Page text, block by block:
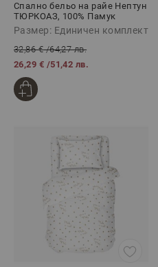
Спално бельо на райе Нептун
ТЮРКОАЗ, 100% Памук
Ранфорс, 3 части
Размер: Единичен комплект
32,86 €/64,27 лв.
26,29 € /51,42 лв.